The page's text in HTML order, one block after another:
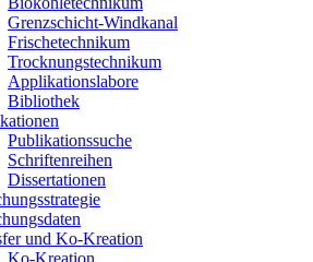
Grenzschicht-Windkanal
Frischetechnikum
Trocknungstechnikum
Applikationslabore
Bibliothek
Publikationssuche
Schriftenreihen
Dissertationen
und Ko-Kreation
Ko-Kreation